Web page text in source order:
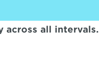
across all intervals.